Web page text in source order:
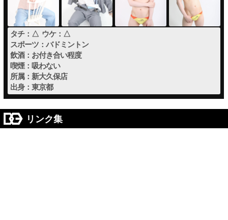
タチ：△ ウケ：△
スポーツ：バドミントン
飲酒：お付き合い程度
喫煙：吸わない
所属：新大久保店
出身：東京都
リンク集